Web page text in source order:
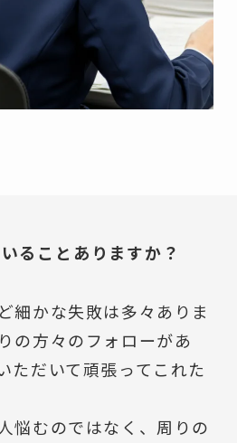
ることありますか？
細かな失敗は多々ありま
の方々のフォローがあ
ただいて頑張ってこれた
悩むのではなく、周りの